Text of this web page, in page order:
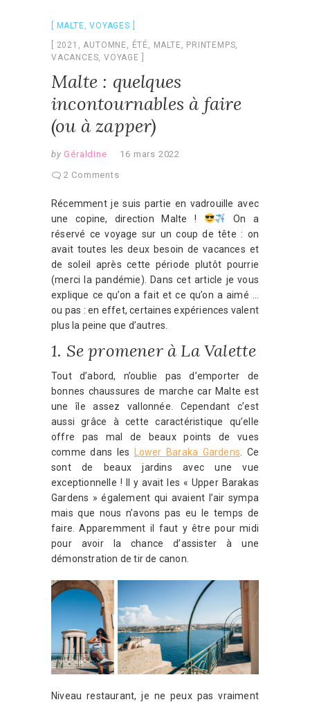
MALTE ,VOYAGES
2021
AUTOMNE ÉTÉ MALTE PRINTEMPS
VACANCES ,VOYAGE
Malte : quelques
incontournables à faire
(ou à zapper)
by Géraldine
16 mars 2022
2 Comments
Récemment je suis partie en vadrouille avec
une copine, direction Malte !
On a
réservé ce voyage sur un coup de tête : on
avait toutes les deux besoin de vacances et
de soleil après cette période plutôt pourrie
(merci la pandémie). Dans cet article je vous
explique ce qu’on a fait et ce qu’on a aimé …
ou pas : en effet, certaines expériences valent
plus la peine que d’autres.
1. Se promener à La Valette
Tout d’abord, n’oublie pas d’emporter de
bonnes chaussures de marche car Malte est
une île assez vallonnée. Cependant c’est
aussi grâce à cette caractéristique qu’elle
offre pas mal de beaux points de vues
comme dans les
Lower Baraka Gardens . Ce
sont de beaux jardins avec une vue
exceptionnelle ! Il y avait les « Upper Barakas
Gardens » également qui avaient l’air sympa
mais que nous n’avons pas eu le temps de
faire. Apparemment il faut y être pour midi
pour avoir la chance d’assister à une
démonstration de tir de canon.
Niveau restaurant, je ne peux pas vraiment